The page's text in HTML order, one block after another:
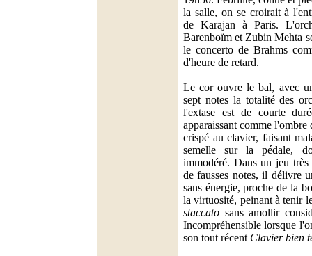
la salle, on se croirait à
de Karajan à Paris.
Barenboïm et Zubin Mehta
le concerto de Brahms
d'heure de retard.
Le cor ouvre le bal, avec
sept notes la totalité des
l'extase est de courte
apparaissant comme
crispé au clavier, faisant
semelle sur la pédale,
immodéré. Dans un jeu très
de fausses notes, il délivre
sans énergie, proche de la
la virtuosité, peinant à tenir
staccato sans amollir
Incompréhensible lorsque
son tout récent Clavier bien